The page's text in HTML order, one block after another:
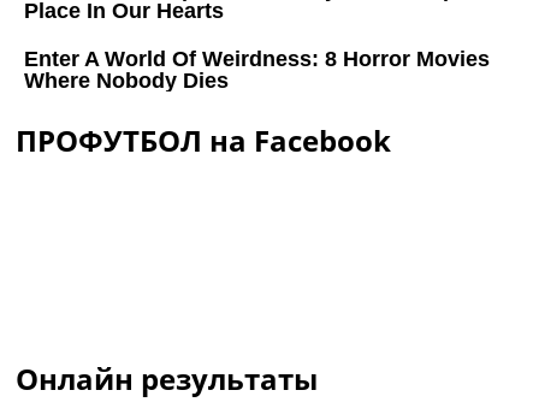
ПРОФУТБОЛ на Facebook
Онлайн результаты